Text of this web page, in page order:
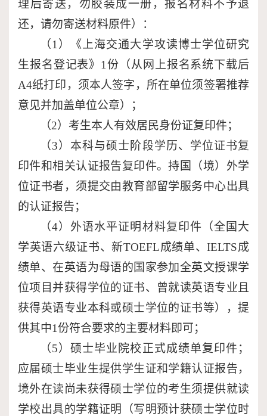
理后寄送，勿胶装成一册，报名材料不予退
还，请勿寄送材料原件）：
（1 ）《上海交通大学攻读博士学位研究
生报名登记表》 1 份（从网上报名系统下载后
A4纸打印，须本人签字，所在单位须签署推荐
意见并加盖单位公章）；
（2）考生本人有效居民身份证复印件；
（3）本科与硕士阶段学历、学位证书复
印件和相关认证报告复印件。持国（境）外学
位证书者，须提交由教育部留学服务中心出具
的认证报告；
（4）外语水平证明材料复印件（全国大
学英语六级证书、新TOEFL成绩单、IELTS成
绩单、在英语为母语的国家参加全英文授课学
位项目并获得学位的证书、曾就读英语专业且
获得英语专业本科或硕士学位的证书等），提
供其中1份符合要求的主要材料即可；
（5）硕士毕业院校正式成绩单复印件；
应届硕士毕业生提供学生证和学籍认证报告，
境外在读尚未获得硕士学位的考生须提供就读
学校出具的学籍证明（写明预计获硕士学位时